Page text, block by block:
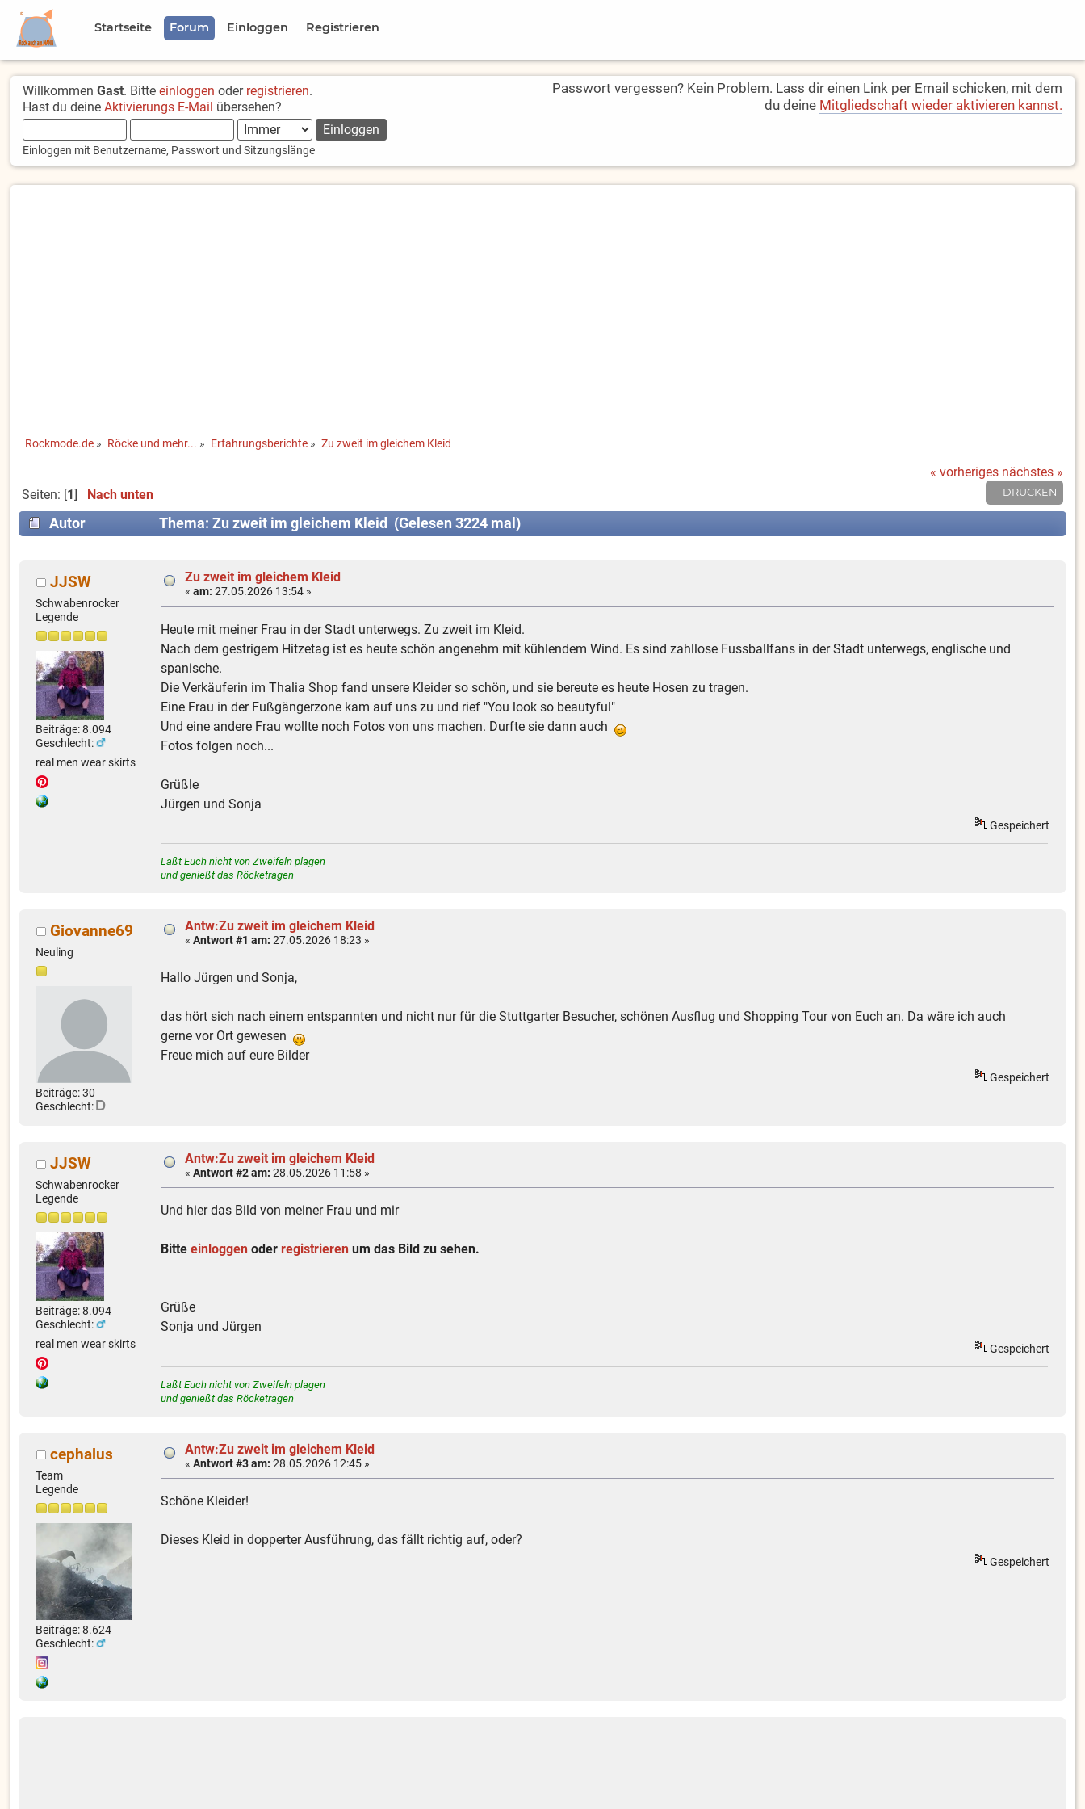
Startseite Forum Einloggen Registrieren
WillkommenGast. Bitteeinloggen oder registrieren.
Hast du deineAktivierungs E-Mail übersehen?
Einloggen mit Benutzername, Passwort und Sitzungslänge
Passwort vergessen? Kein Problem. Lass dir einen Link per Email schicken, mit dem
du deine Mitgliedschaft wieder aktivieren kannst.
Rockmode.de » Röcke und mehr... » Erfahrungsberichte » Zu zweit im gleichem Kleid
« vorheriges nächstes »
DRUCKEN
Seiten: [1] Nach unten
Autor Thema: Zu zweit im gleichem Kleid (Gelesen 3224 mal)
JJSW
Schwabenrocker
Legende
Beiträge: 8.094
Geschlecht:
real men wear skirts
Zu zweit im gleichem Kleid
«am: 27.05.2026 13:54 »
Heute mit meiner Frau in der Stadt unterwegs. Zu zweit im Kleid.
Nach dem gestrigem Hitzetag ist es heute schön angenehm mit kühlendem Wind. Es sind zahllose Fussballfans in der Stadt unterwegs, englische und
spanische.
Die Verkäuferin im Thalia Shop fand unsere Kleider so schön, und sie bereute es heute Hosen zu tragen.
Eine Frau in der Fußgängerzone kam auf uns zu und rief "You look so beautyful"
Und eine andere Frau wollte noch Fotos von uns machen. Durfte sie dann auch
Fotos folgen noch...
Grüßle
Jürgen und Sonja
Gespeichert
Laßt Euch nicht von Zweifeln plagen
und genießt das Röcketragen
Giovanne69
Neuling
Beiträge: 30
Geschlecht:
Antw:Zu zweit im gleichem Kleid
«Antwort #1 am: 27.05.2026 18:23 »
Hallo Jürgen und Sonja,
das hört sich nach einem entspannten und nicht nur für die Stuttgarter Besucher, schönen Ausflug und Shopping Tour von Euch an. Da wäre ich auch
gerne vor Ort gewesen
Freue mich auf eure Bilder
Gespeichert
JJSW
Schwabenrocker
Legende
Beiträge: 8.094
Geschlecht:
real men wear skirts
Antw:Zu zweit im gleichem Kleid
«Antwort #2 am: 28.05.2026 11:58 »
Und hier das Bild von meiner Frau und mir
Bitteeinloggen oderregistrieren um das Bild zu sehen.
Grüße
Sonja und Jürgen
Gespeichert
Laßt Euch nicht von Zweifeln plagen
und genießt das Röcketragen
cephalus
Team
Legende
Beiträge: 8.624
Geschlecht:
Antw:Zu zweit im gleichem Kleid
«Antwort #3 am: 28.05.2026 12:45 »
Schöne Kleider!
Dieses Kleid in dopperter Ausführung, das fällt richtig auf, oder?
Gespeichert